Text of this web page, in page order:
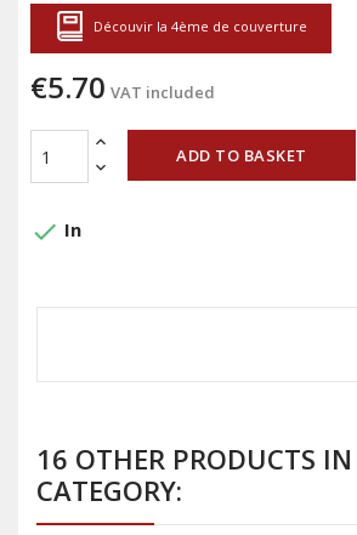
Découvir la 4ème de couverture
€5.70 VAT included
ADD TO BASKET
done In
16 OTHER PRODUCTS
CATEGORY: